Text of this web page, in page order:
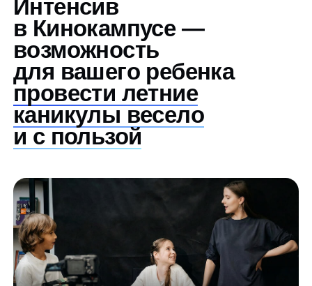
Прокачаем сценическую речь
и навыки выступлений
Попрактикуемся на легендарной
Киностудии Горького